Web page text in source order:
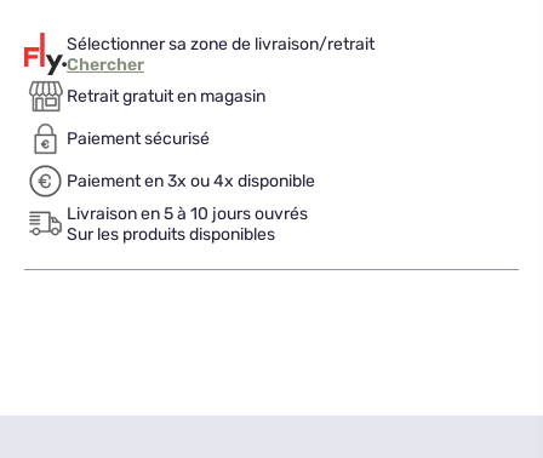
Sélectionner sa zone de livraison/retrait
Chercher
Retrait gratuit en magasin
Paiement sécurisé
Paiement en 3x ou 4x disponible
Livraison en 5 à 10 jours ouvrés
Sur les produits disponibles